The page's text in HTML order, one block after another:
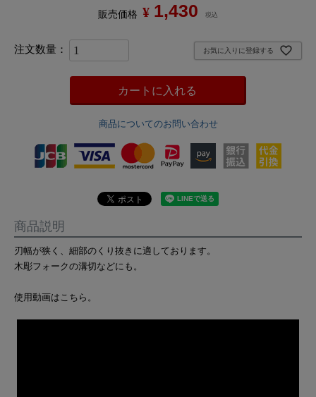
販売価格 ¥ 1,430 税込
お気に入りに登録する
カートに入れる
商品についてのお問い合わせ
商品説明
刃幅が狭く、細部のくり抜きに適しております。
木彫フォークの溝切などにも。
使用動画はこちら。